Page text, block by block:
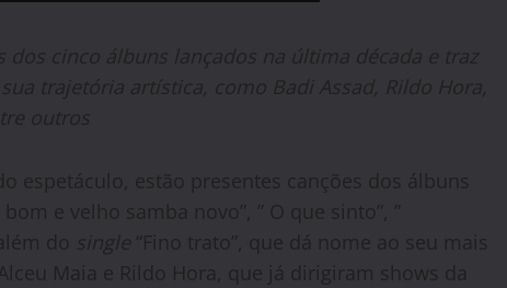
cinco álbuns lançados na última década e traz
trajetória artística, como Badi Assad, Rildo Hora,
outros
espetáculo, estão presentes canções dos álbuns
bom e velho samba novo”, ” O que sinto”, ”
do single “Fino trato”, que dá nome ao seu mais
Maia e Rildo Hora, que já dirigiram shows da